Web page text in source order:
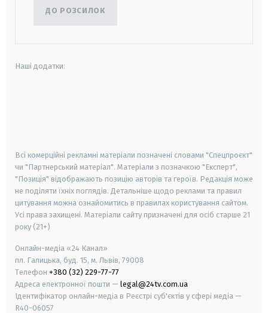
ДО РОЗСИЛОК
Наші додатки:
Всі комерційні рекламні матеріали позначені словами "Спецпроєкт"
чи "Партнерський матеріал". Матеріали з позначкою "Експерт",
"Позиція" відображають позицію авторів та героїв. Редакція може
не поділяти їхніх поглядів. Детальніше щодо реклами та правил
цитування можна ознайомитись в правилах користування сайтом.
Усі права захищені. Матеріали сайту призначені для осіб старше 21
року (21+)
Онлайн-медіа «24 Канал»
пл. Галицька, буд. 15, м. Львів, 79008
Телефон +380 (32) 229-77-77
Адреса електронної пошти — legal@24tv.com.ua
Ідентифікатор онлайн-медіа в Реєстрі суб'єктів у сфері медіа —
R40-06057